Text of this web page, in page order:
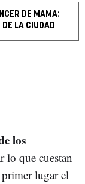
DE MAMA:
LA CIUDAD
los
lo que cuestan
lugar el